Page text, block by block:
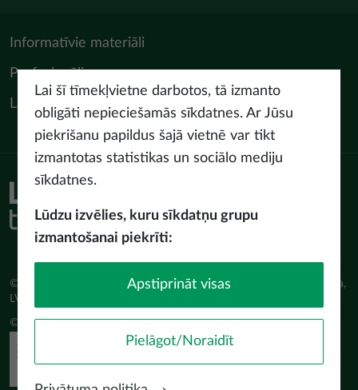
Informatīvie materiāli
Profesionāļiem
LIAA Tūrisma departaments
© Latvijas Investīciju un attīstības aģentūra (LIAA) Pērses iela 2, Rīga,
LV-1442 www.liaa.gov.lv
© 2026 latvia.travel. All rights reserved
Lietošanas noteikumi
Lai šī tīmekļvietne darbotos, tā izmanto
obligāti nepieciešamās sīkdatnes. Ar Jūsu
piekrišanu papildus šajā vietnē var tikt
izmantotas statistikas un sociālo mediju
sīkdatnes.
Lūdzu izvēlies, kuru sīkdatņu grupu
izmantošanai piekrīti:
Apstiprināt visas
Pielāgot/Noraidīt